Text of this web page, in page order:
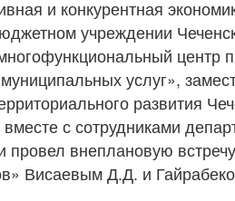
и конкурентная
учреждении
центр
услуг»,
развития
с сотрудниками
провел внеплановую
Висаевым Д.Д. и